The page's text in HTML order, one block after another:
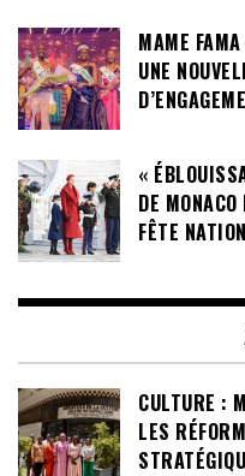
MAME
UNE
«
DE
FÊTE
CULTURE :
LES